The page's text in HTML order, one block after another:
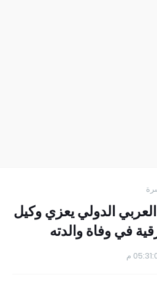
الدولي يعزي وكيل
في وفاة والدته